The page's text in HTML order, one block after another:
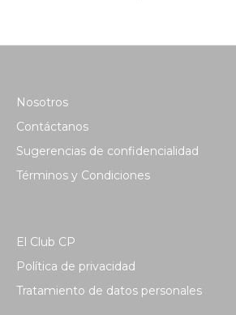
Nosotros
Contáctanos
Sugerencias de confidencialidad
Términos y Condiciones
El Club CP
Política de privacidad
Tratamiento de datos personales